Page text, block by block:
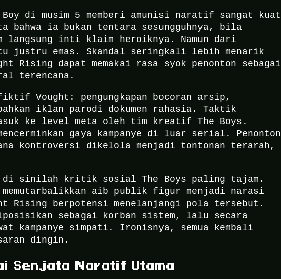
Boy di musim 5 memberi amunisi naratif sangat kuat
ia bukan tentara sesungguhnya, bila
langsung inti klaim heroiknya. Namun dari
justru emas. Skandal seringkali lebih menarik
Rising dapat memakai rasa syok penonton sebagai
terencana.
Vought: pengungkapan bocoran arsip,
iklan parodi dokumen rahasia. Taktik
ke level meta oleh tim kreatif The Boys.
gaya kampanye di luar serial. Penonton
kontroversi dikelola menjadi tontonan terarah,
di sinilah kritik sosial The Boys paling tajam.
aib publik figur menjadi narasi
Rising berpotensi menelanjangi pola tersebut.
sebagai korban sistem, lalu secara
kampanye simpati. Ironisnya, semua kembali
dingin.
Senjata Naratif Utama